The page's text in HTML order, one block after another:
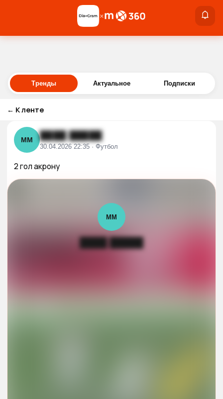
Войти
×
Тренды Актуальное Подписки
← К ленте
ММ ████ █████
30.04.2026 22:35 · Футбол
2 гол акрону
ММ
████ █████